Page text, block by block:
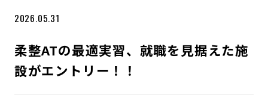
2026.05.31
柔整ATの最適実習、就職を見据えた施
設がエントリー！！